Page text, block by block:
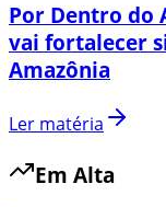
Por Dentro do
vai fortalecer
Amazônia
Ler matéria
Em Alta